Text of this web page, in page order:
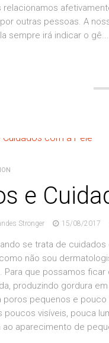
relacionamos
outras pessoas. A
sempre irá indicar o gê...
e
Stronger 15/08/2017
se trata de
não sou
Para que possamos
produzindo gordura
poros pequenos e
poucos visíveis, pouca
aparecimento de